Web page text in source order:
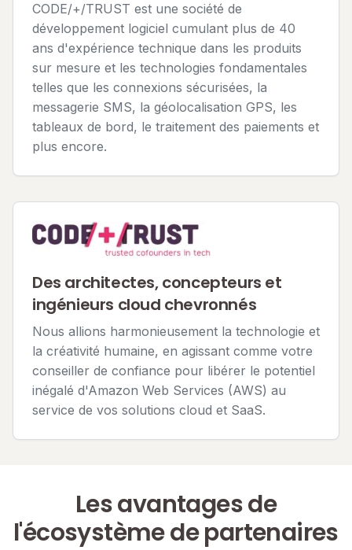
CODE/+/TRUST est une société de
développement logiciel cumulant plus de 40
ans d'expérience technique dans les produits
sur mesure et les technologies fondamentales
telles que les connexions sécurisées, la
messagerie SMS, la géolocalisation GPS, les
tableaux de bord, le traitement des paiements et
plus encore.
Des architectes, concepteurs et
ingénieurs cloud chevronnés
Nous allions harmonieusement la technologie et
la créativité humaine, en agissant comme votre
conseiller de confiance pour libérer le potentiel
inégalé d'Amazon Web Services (AWS) au
service de vos solutions cloud et SaaS.
Les avantages de
l'écosystème de partenaires